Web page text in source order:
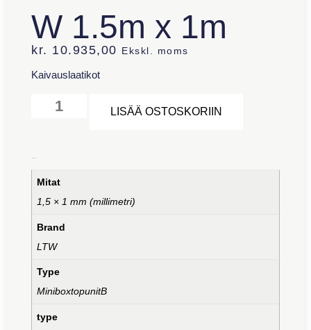
W 1.5m x 1m
kr. 10.935,00 Ekskl. moms
Kaivauslaatikot
LISÄÄ OSTOSKORIIN
Mitat
1,5 × 1 mm (millimetri)
Brand
LTW
Type
MiniboxtopunitB
type